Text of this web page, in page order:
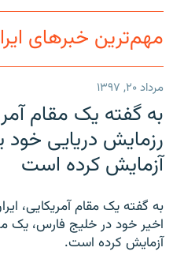
مهم‌ترین خبرهای
مرداد ۲۰, ۱۳۹۷
به گفته یک مقام
رزمایش دریایی
آزمایش کرده است
به گفته یک مقام آمریکایی،
اخیر خود در خلیج فارس، یک
آزمایش کرده است.